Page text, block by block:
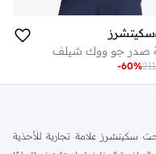
سكيتشرز
صدر جو ووك شيلف
211
-60%
سكيتشرز علامة تجارية للأحذية